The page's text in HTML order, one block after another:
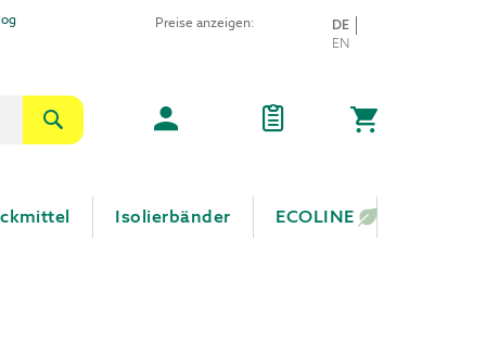
SPRACHE
DE
EN
Preise anzeigen:
Suche Mein
Isolierbänder ECOLINE